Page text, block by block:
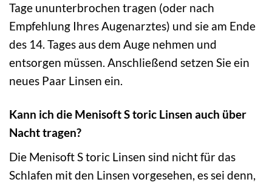
Tage ununterbrochen tragen (oder nach
Empfehlung Ihres Augenarztes) und sie am Ende
des 14. Tages aus dem Auge nehmen und
entsorgen müssen. Anschließend setzen Sie ein
neues Paar Linsen ein.
Kann ich die Menisoft S toric Linsen auch über
Nacht tragen?
Die Menisoft S toric Linsen sind nicht für das
Schlafen mit den Linsen vorgesehen, es sei denn,